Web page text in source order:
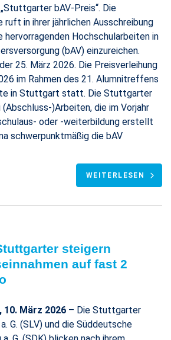
bAV-Preis“. Die
ruft in ihrer jährlichen Ausschreibung
hervorragenden Hochschularbeiten in
(bAV) einzureichen.
25. März 2026. Die Preisverleihung
im Rahmen des 21. Alumnitreffens
in Stuttgart statt. Die Stuttgarter
)Arbeiten, die im Vorjahr
oder -weiterbildung erstellt
schwerpunktmäßig die bAV
WEITERLESEN
steigern
auf fast 2
März 2026 – Die Stuttgarter
G. (SLV) und die Süddeutsche